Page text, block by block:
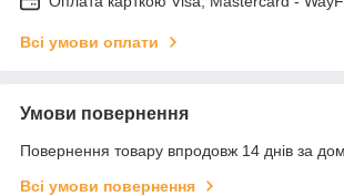
Всі умови оплати
Умови повернення
Повернення товару впродовж 14 днів за
Всі умови повернення